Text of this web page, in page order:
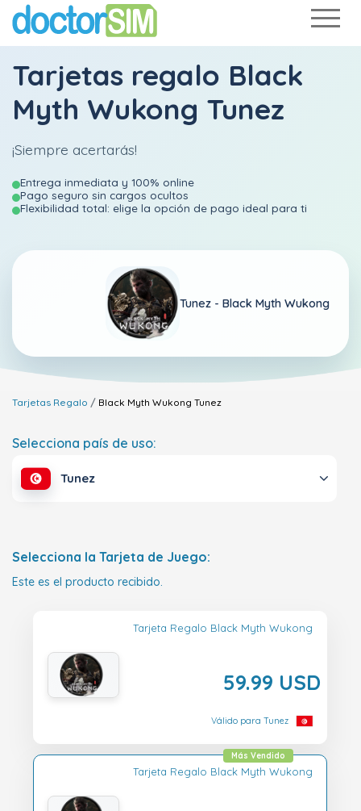
Tarjetas regalo Black
Myth Wukong Tunez
¡Siempre acertarás!
Entrega inmediata y 100% online
Pago seguro sin cargos ocultos
Flexibilidad total: elige la opción de pago ideal para ti
Tunez - Black Myth Wukong
Tarjetas Regalo Black Myth Wukong Tunez
Selecciona país de uso:
Tunez
Selecciona la Tarjeta de Juego:
Este es el producto recibido.
Tarjeta Regalo Black Myth Wukong
59.99 USD
Válido para Tunez
Tarjeta Regalo Black Myth Wukong
Más Vendido